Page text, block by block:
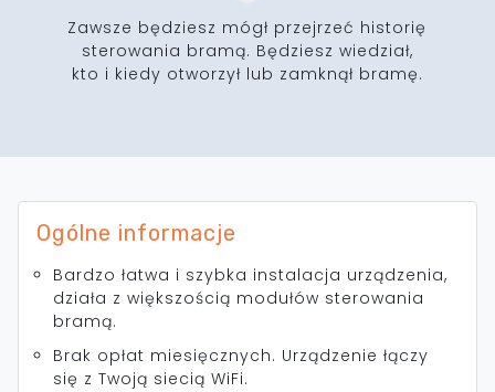
Zawsze będziesz mógł przejrzeć historię
sterowania bramą. Będziesz wiedział,
kto i kiedy otworzył lub zamknął bramę.
Ogólne informacje
Bardzo łatwa i szybka instalacja urządzenia,
działa z większością modułów sterowania
bramą.
Brak opłat miesięcznych. Urządzenie łączy
się z Twoją siecią WiFi.